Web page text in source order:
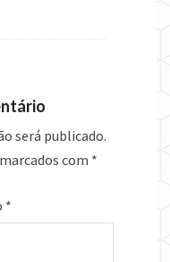
será publicado.
com *
*